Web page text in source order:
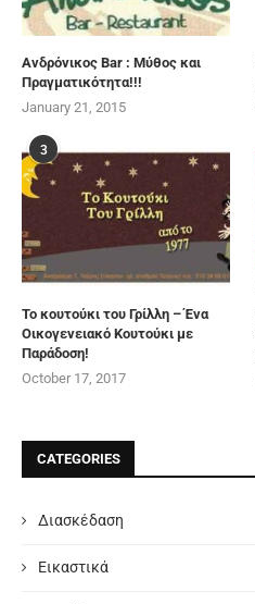
Ανδρόνικος Bar : Μύθος και
Πραγματικότητα!!!
January 21, 2015
3
Το κουτούκι του Γρίλλη – Ένα
Οικογενειακό Κουτούκι με
Παράδοση!
October 17, 2017
CATEGORIES
Διασκέδαση
Εικαστικά